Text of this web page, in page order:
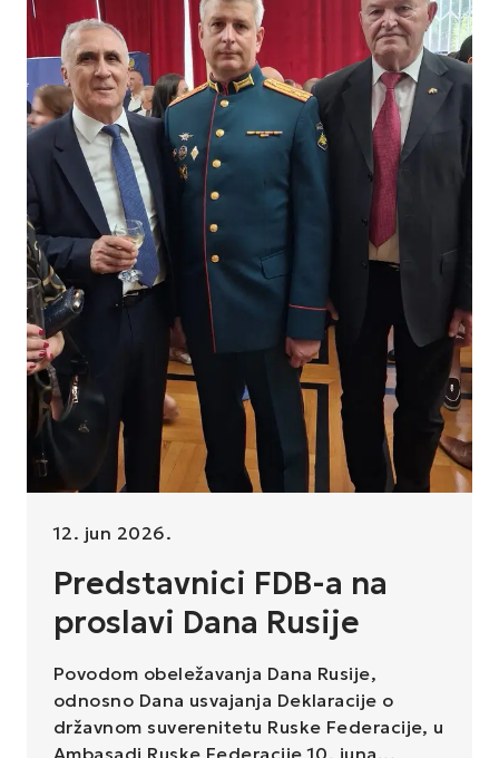
12. jun 2026.
Predstavnici FDB-a na
proslavi Dana Rusije
Povodom obeležavanja Dana Rusije,
odnosno Dana usvajanja Deklaracije o
državnom suverenitetu Ruske Federacije, u